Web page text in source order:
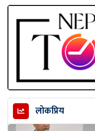
लोकप्रिय